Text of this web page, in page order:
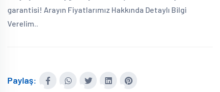
garantisi! Arayın Fiyatlarımız Hakkında Detaylı Bilgi
Verelim..
Paylaş: